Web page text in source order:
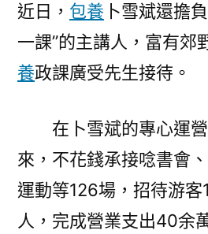
近日， 包養 卜雪斌還擔
一課”的主講人，富有郊
養政課廣受先生接待。
在卜雪斌的專心運
來，不花錢承接唸書會
運動等126場，招待游客
人，完成營業支出40余